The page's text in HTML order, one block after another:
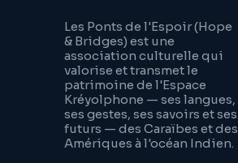
Les Ponts de l'Espoir (Hope
& Bridges) est une
association culturelle qui
valorise et transmet le
patrimoine de l'Espace
Kréyolphone — ses langues,
ses gestes, ses savoirs et ses
futurs — des Caraïbes et des
Amériques à l'océan Indien.